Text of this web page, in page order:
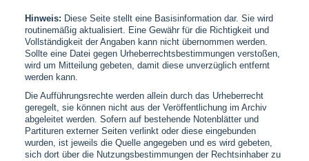
Hinweis: Diese Seite stellt eine Basisinformation dar. Sie wird
routinemäßig aktualisiert. Eine Gewähr für die Richtigkeit und
Vollständigkeit der Angaben kann nicht übernommen werden.
Sollte eine Datei gegen Urheberrechtsbestimmungen verstoßen,
wird um Mitteilung gebeten, damit diese unverzüglich entfernt
werden kann.
Die Aufführungsrechte werden allein durch das Urheberrecht
geregelt, sie können nicht aus der Veröffentlichung im Archiv
abgeleitet werden. Sofern auf bestehende Notenblätter und
Partituren externer Seiten verlinkt oder diese eingebunden
wurden, ist jeweils die Quelle angegeben und es wird gebeten,
sich dort über die Nutzungsbestimmungen der Rechtsinhaber zu